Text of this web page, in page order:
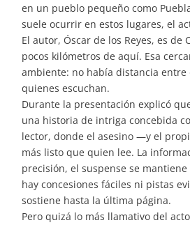
en un pueblo pequeño como
suele ocurrir en estos lugares, el
El autor, Óscar de los Reyes, es de
pocos kilómetros de aquí. Esa
ambiente: no había distancia entre
quienes escuchan.
Durante la presentación explicó
una historia de intriga concebida
lector, donde el asesino —y el
más listo que quien lee. La
precisión, el suspense se
hay concesiones fáciles ni pistas
sostiene hasta la última página.
Pero quizá lo más llamativo del